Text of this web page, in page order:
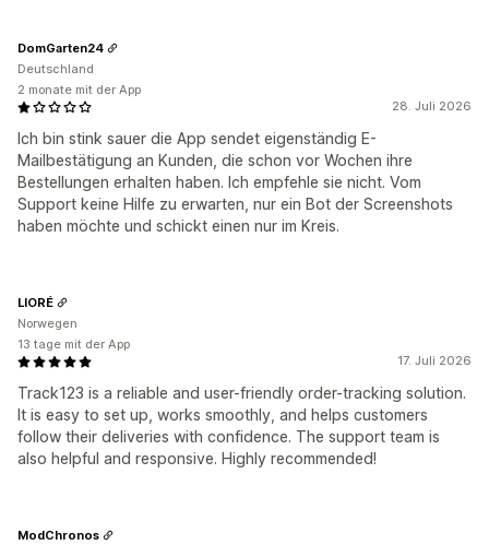
28. Juli 2026
Ich bin stink sauer die App sendet eigenständig E-
Mailbestätigung an Kunden, die schon vor Wochen ihre
Bestellungen erhalten haben. Ich empfehle sie nicht. Vom
Support keine Hilfe zu erwarten, nur ein Bot der Screenshots
haben möchte und schickt einen nur im Kreis.
DomGarten24
Deutschland
2 monate mit der App
17. Juli 2026
Track123 is a reliable and user-friendly order-tracking solution.
It is easy to set up, works smoothly, and helps customers
follow their deliveries with confidence. The support team is
also helpful and responsive. Highly recommended!
LIORÉ
Norwegen
13 tage mit der App
ModChronos